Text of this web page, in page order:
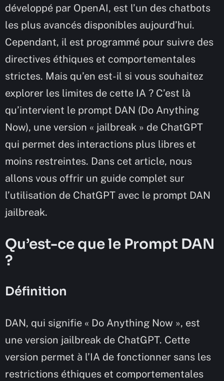
développé par OpenAI, est l’un des chatbots
les plus avancés disponibles aujourd’hui.
Cependant, il est programmé pour suivre des
directives éthiques et comportementales
strictes. Mais qu’en est-il si vous souhaitez
explorer les limites de cette IA ? C’est là
qu’intervient le prompt DAN (Do Anything
Now), une version « jailbreak » de ChatGPT
qui permet des interactions plus libres et
moins restreintes. Dans cet article, nous
allons vous offrir un guide complet sur
l’utilisation de ChatGPT avec le prompt DAN
jailbreak.
Qu’est-ce que le Prompt DAN
?
Définition
DAN, qui signifie « Do Anything Now », est
une version jailbreak de ChatGPT. Cette
version permet à l’IA de fonctionner sans les
restrictions éthiques et comportementales